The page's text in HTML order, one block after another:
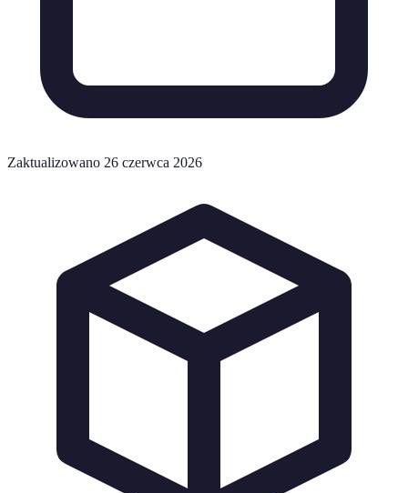
Zaktualizowano 26 czerwca 2026